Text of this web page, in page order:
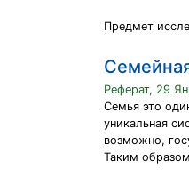
Предмет
Реферат, 29
Семья это
уникальная
возможно,
Таким